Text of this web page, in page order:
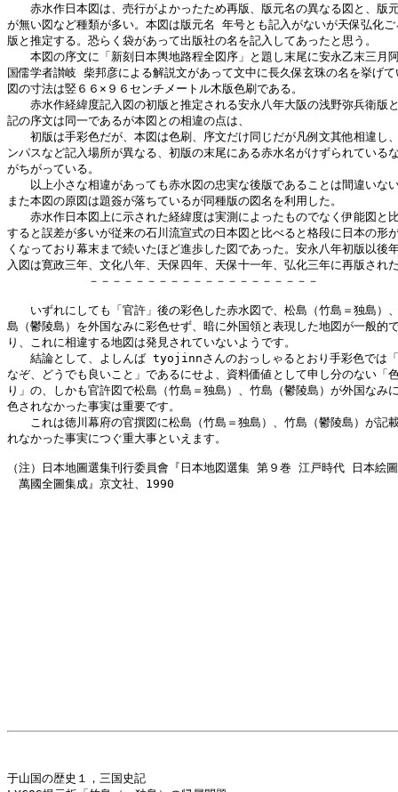
赤水作日本図は、売行がよかったため再版、版元名の異なる図と、版
が無い図など種類が多い。本図は版元名 年号とも記入がないが天保弘化ご
版と推定する。恐らく袋があって出版社の名を記入してあったと思う。
本図の序文に「新刻日本輿地路程全図序」と題し末尾に安永乙末三月
国儒学者讃岐 柴邦彦による解説文があって文中に長久保玄珠の名を挙げて
図の寸法は竪６６×９６センチメートル木版色刷である。
赤水作経緯度記入図の初版と推定される安永八年大阪の浅野弥兵衛版
記の序文は同一であるが本図との相違の点は、
初版は手彩色だが、本図は色刷、序文だけ同じだが凡例文其他相違し
ンパスなど記入場所が異なる、初版の末尾にある赤水名がけずられている
がちがっている。
以上小さな相違があっても赤水図の忠実な後版であることは間違いな
また本図の原図は題簽が落ちているが同種版の図名を利用した。
赤水作日本図上に示された経緯度は実測によったものでなく伊能図と
すると誤差が多いが従来の石川流宣式の日本図と比べると格段に日本の形
くなっており幕末まで続いたほど進歩した図であった。安永八年初版以後
入図は寛政三年、文化八年、天保四年、天保十一年、弘化三年に再版され
－－－－－－－－－－－－－－－－－－－－
いずれにしても「官許」後の彩色した赤水図で、松島（竹島＝独島）
島（鬱陵島）を外国なみに彩色せず、暗に外国領と表現した地図が一般的
り、これに相違する地図は発見されていないようです。
結論として、よしんば tyojinnさんのおっしゃるとおり手彩色では
なぞ、どうでも良いこと」であるにせよ、資料価値として申し分のない「
り」の、しかも官許図で松島（竹島＝独島）、竹島（鬱陵島）が外国なみ
色されなかった事実は重要です。
これは徳川幕府の官撰図に松島（竹島＝独島）、竹島（鬱陵島）が記
れなかった事実につぐ重大事といえます。
（注）日本地圖選集刊行委員會『日本地図選集 第９巻 江戸時代 日本絵
萬國全圖集成』京文社、1990
于山国の歴史１，三国史記